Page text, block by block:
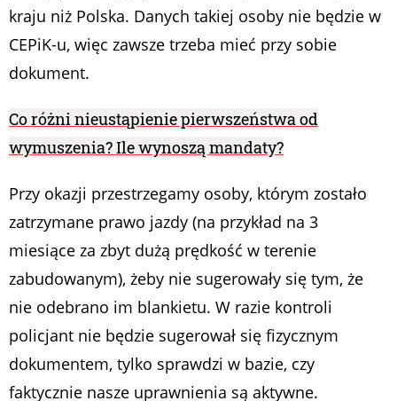
kraju niż Polska. Danych takiej osoby nie będzie w
CEPiK-u, więc zawsze trzeba mieć przy sobie
dokument.
Co różni nieustąpienie pierwszeństwa od
wymuszenia? Ile wynoszą mandaty?
Przy okazji przestrzegamy osoby, którym zostało
zatrzymane prawo jazdy (na przykład na 3
miesiące za zbyt dużą prędkość w terenie
zabudowanym), żeby nie sugerowały się tym, że
nie odebrano im blankietu. W razie kontroli
policjant nie będzie sugerował się fizycznym
dokumentem, tylko sprawdzi w bazie, czy
faktycznie nasze uprawnienia są aktywne.